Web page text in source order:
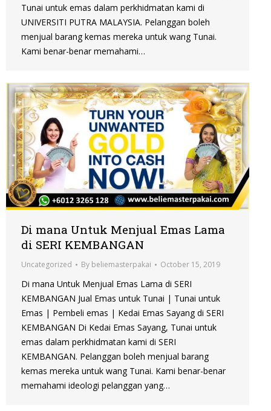
Tunai untuk emas dalam perkhidmatan kami di
UNIVERSITI PUTRA MALAYSIA. Pelanggan boleh
menjual barang kemas mereka untuk wang Tunai.
Kami benar-benar memahami…
Di mana Untuk Menjual Emas Lama
di SERI KEMBANGAN
Uncategorized By beliemasterpakai October 15, 2019
Di mana Untuk Menjual Emas Lama di SERI
KEMBANGAN Jual Emas untuk Tunai | Tunai untuk
Emas | Pembeli emas | Kedai Emas Sayang di SERI
KEMBANGAN Di Kedai Emas Sayang, Tunai untuk
emas dalam perkhidmatan kami di SERI
KEMBANGAN. Pelanggan boleh menjual barang
kemas mereka untuk wang Tunai. Kami benar-benar
memahami ideologi pelanggan yang…